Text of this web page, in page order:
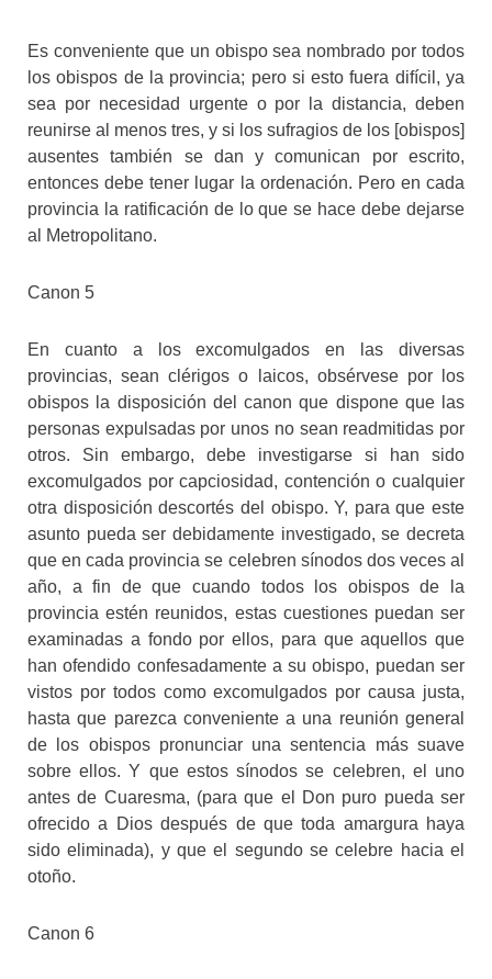
Es conveniente que un obispo sea nombrado por todos
los obispos de la provincia; pero si esto fuera difícil, ya
sea por necesidad urgente o por la distancia, deben
reunirse al menos tres, y si los sufragios de los [obispos]
ausentes también se dan y comunican por escrito,
entonces debe tener lugar la ordenación. Pero en cada
provincia la ratificación de lo que se hace debe dejarse
al Metropolitano.
Canon 5
En cuanto a los excomulgados en las diversas
provincias, sean clérigos o laicos, obsérvese por los
obispos la disposición del canon que dispone que las
personas expulsadas por unos no sean readmitidas por
otros. Sin embargo, debe investigarse si han sido
excomulgados por capciosidad, contención o cualquier
otra disposición descortés del obispo. Y, para que este
asunto pueda ser debidamente investigado, se decreta
que en cada provincia se celebren sínodos dos veces al
año, a fin de que cuando todos los obispos de la
provincia estén reunidos, estas cuestiones puedan ser
examinadas a fondo por ellos, para que aquellos que
han ofendido confesadamente a su obispo, puedan ser
vistos por todos como excomulgados por causa justa,
hasta que parezca conveniente a una reunión general
de los obispos pronunciar una sentencia más suave
sobre ellos. Y que estos sínodos se celebren, el uno
antes de Cuaresma, (para que el Don puro pueda ser
ofrecido a Dios después de que toda amargura haya
sido eliminada), y que el segundo se celebre hacia el
otoño.
Canon 6